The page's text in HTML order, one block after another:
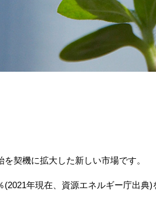
を契機に拡大した新しい市場です。
(2021年現在、資源エネルギー庁出典)